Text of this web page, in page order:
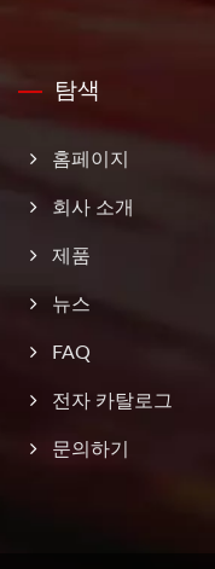
탐색
홈페이지
회사 소개
제품
뉴스
FAQ
전자 카탈로그
문의하기